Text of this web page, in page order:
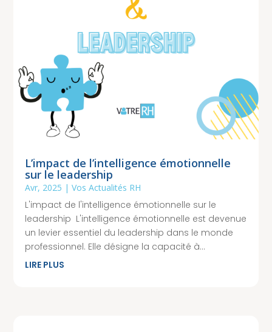
L’impact de l’intelligence émotionnelle
sur le leadership
Avr, 2025 |Vos Actualités RH
L'impact de l'intelligence émotionnelle sur le
leadership L'intelligence émotionnelle est devenue
un levier essentiel du leadership dans le monde
professionnel. Elle désigne la capacité à...
LIRE PLUS